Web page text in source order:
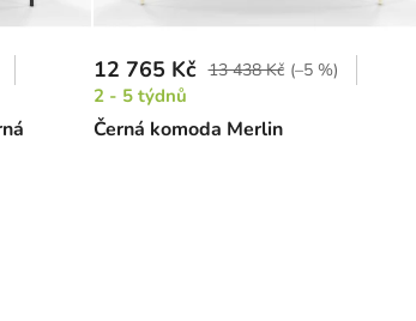
Černá komoda Merlin
12 765 Kč 13 438 Kč (–5 %)
2 - 5 týdnů